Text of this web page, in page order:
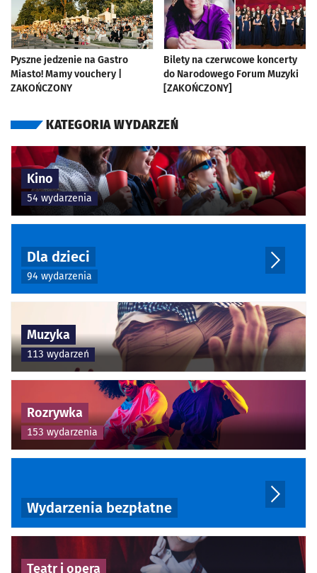
Pyszne jedzenie na Gastro
Miasto! Mamy vouchery |
ZAKOŃCZONY
Bilety na czerwcowe koncerty
do Narodowego Forum Muzyki
[ZAKOŃCZONY]
KATEGORIA WYDARZEŃ
Kino
54 wydarzenia
Dla dzieci
94 wydarzenia
Muzyka
113 wydarzeń
Rozrywka
153 wydarzenia
Wydarzenia bezpłatne
Teatr i opera